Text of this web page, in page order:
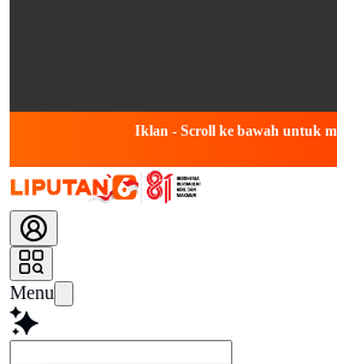
Iklan - Scroll ke bawah untuk
Menu